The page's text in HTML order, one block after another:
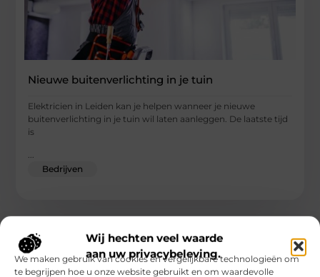
Wij hechten veel waarde
aan uw privacybeleving.
We maken gebruik van cookies en vergelijkbare technologieën om
te begrijpen hoe u onze website gebruikt en om waardevolle
Nieuwe buitenverlichting in je tuin
Elektricien in Leiden kan je helpen wanneer je nieuwe
buitenverlichting in je tuin wil laten aanleggen. De laatste tijd
is
Bedrijven